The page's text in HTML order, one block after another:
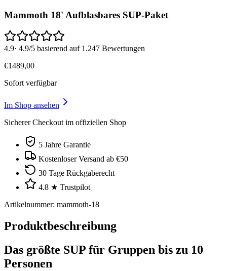
Mammoth 18' Aufblasbares SUP-Paket
4.9· 4.9/5 basierend auf 1.247 Bewertungen
€1489,00
Sofort verfügbar
Im Shop ansehen
Sicherer Checkout im offiziellen Shop
5 Jahre Garantie
Kostenloser Versand ab €50
30 Tage Rückgaberecht
4.8 ★ Trustpilot
Artikelnummer: mammoth-18
Produktbeschreibung
Das größte SUP für Gruppen bis zu 10
Personen